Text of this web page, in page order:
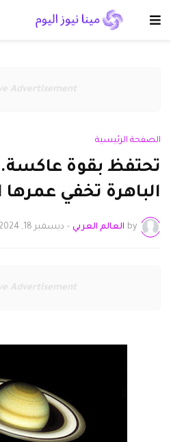
Advertisement
الصفحة الرئيسية
تحتفظ بقوة
الباهرة تخفي عمرها
by العالم العربي - ديسمبر 18, 2024
Advertisement